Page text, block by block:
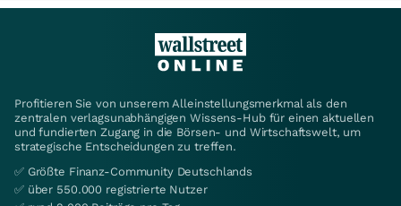
Profitieren Sie von unserem Alleinstellungsmerkmal als den
zentralen verlagsunabhängigen Wissens-Hub für einen aktuellen
und fundierten Zugang in die Börsen- und Wirtschaftswelt, um
strategische Entscheidungen zu treffen.
✅ Größte Finanz-Community Deutschlands
✅ über 550.000 registrierte Nutzer